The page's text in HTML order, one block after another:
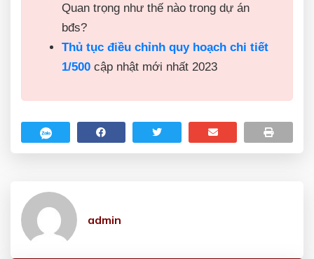
Quan trọng như thế nào trong dự án
bđs?
Thủ tục điều chỉnh quy hoạch chi tiết
1/500 cập nhật mới nhất 2023
admin